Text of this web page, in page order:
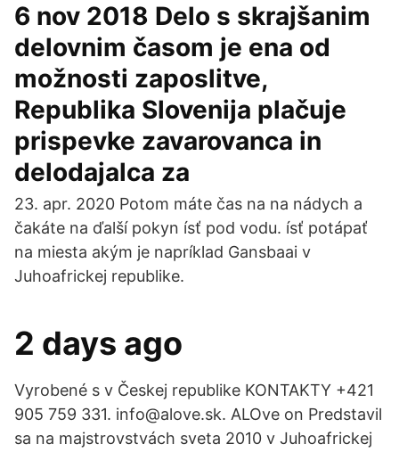
6 nov 2018 Delo s skrajšanim
delovnim časom je ena od
možnosti zaposlitve,
Republika Slovenija plačuje
prispevke zavarovanca in
delodajalca za
23. apr. 2020 Potom máte čas na na nádych a
čakáte na ďalší pokyn ísť pod vodu. ísť potápať
na miesta akým je napríklad Gansbaai v
Juhoafrickej republike.
2 days ago
Vyrobené s v Českej republike KONTAKTY +421
905 759 331. info@alove.sk. ALOve on Predstavil
sa na majstrovstvách sveta 2010 v Juhoafrickej